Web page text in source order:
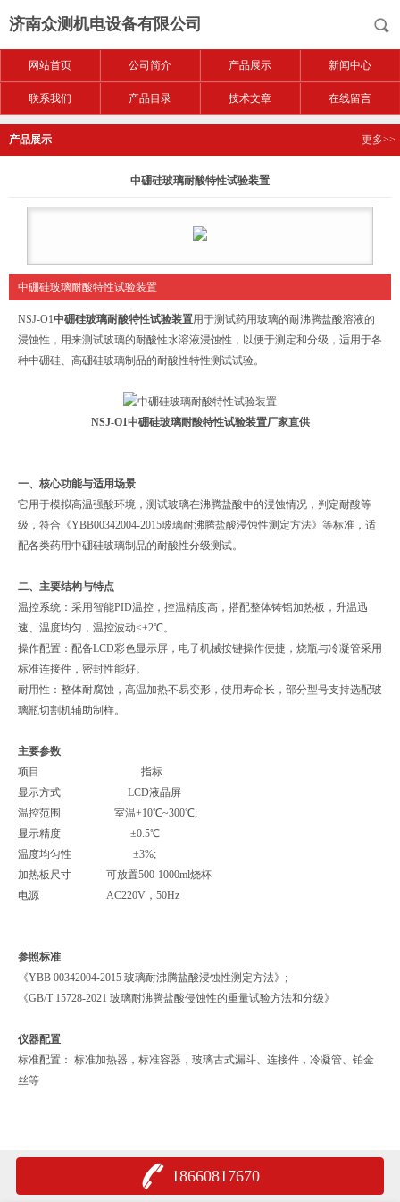
济南众测机电设备有限公司
网站首页 公司简介 产品展示 新闻中心
联系我们 产品目录 技术文章 在线留言
产品展示 更多>>
中硼硅玻璃耐酸特性试验装置
中硼硅玻璃耐酸特性试验装置
NSJ-O1中硼硅玻璃耐酸特性试验装置用于测试药用玻璃的耐沸腾盐酸溶液的
浸蚀性，用来测试玻璃的耐酸性水溶液浸蚀性，以便于测定和分级，适用于各
种中硼硅、高硼硅玻璃制品的耐酸性特性测试试验。
NSJ-O1中硼硅玻璃耐酸特性试验装置厂家直供
一、核心功能与适用场景
它用于模拟高温强酸环境，测试玻璃在沸腾盐酸中的浸蚀情况，判定耐酸等
级，符合《YBB00342004-2015玻璃耐沸腾盐酸浸蚀性测定方法》等标准，适
配各类药用中硼硅玻璃制品的耐酸性分级测试。
二、主要结构与特点
‌温控系统‌：采用智能PID温控，控温精度高，搭配整体铸铝加热板，升温迅
速、温度均匀，温控波动≤±2℃。
‌操作配置‌：配备LCD彩色显示屏，电子机械按键操作便捷，烧瓶与冷凝管采用
标准连接件，密封性能好。
‌耐用性‌：整体耐腐蚀，高温加热不易变形，使用寿命长，部分型号支持选配玻
璃瓶切割机辅助制样。
主要参数
项目 指标
显示方式 LCD液晶屏
温控范围 室温+10℃~300℃;
显示精度 ±0.5℃
温度均匀性 ±3%;
加热板尺寸 可放置500-1000ml烧杯
电源 AC220V，50Hz
参照标准
《YBB 00342004-2015 玻璃耐沸腾盐酸浸蚀性测定方法》;
《GB/T 15728-2021 玻璃耐沸腾盐酸侵蚀性的重量试验方法和分级》
仪器配置
标准配置： 标准加热器，标准容器，玻璃古式漏斗、连接件，冷凝管、铂金
丝等
18660817670